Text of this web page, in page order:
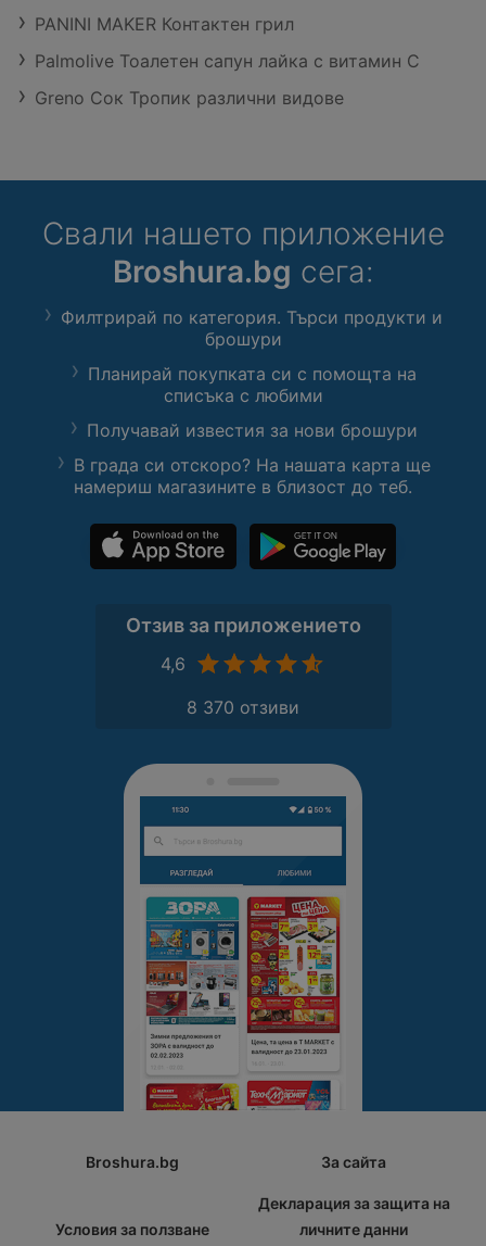
PANINI MAKER Контактен грил
Palmolive Тоалетен сапун лайка с витамин С
Greno Сок Тропик различни видове
Свали нашето приложение
Broshura.bg сега:
Филтрирай по категория. Търси продукти и
брошури
Планирай покупката си с помощта на
списъка с любими
Получавай известия за нови брошури
В града си отскоро? На нашата карта ще
намериш магазините в близост до теб.
Отзив за приложението
4,6
8 370 отзиви
Broshura.bg За сайта
Условия за ползване
Декларация за защита на
личните данни